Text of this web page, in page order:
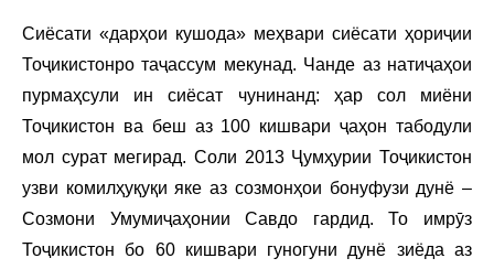
Сиёсати «дарҳои кушода» меҳвари сиёсати ҳориҷии
Тоҷикистонро таҷассум мекунад. Чанде аз натиҷаҳои
пурмаҳсули ин сиёсат чунинанд: ҳар сол миёни
Тоҷикистон ва беш аз 100 кишвари ҷаҳон табодули
мол сурат мегирад. Соли 2013 Ҷумҳурии Тоҷикистон
узви комилҳуқуқи яке аз созмонҳои бонуфузи дунё –
Созмони Умумиҷаҳонии Савдо гардид. То имрӯз
Тоҷикистон бо 60 кишвари гуногуни дунё зиёда аз